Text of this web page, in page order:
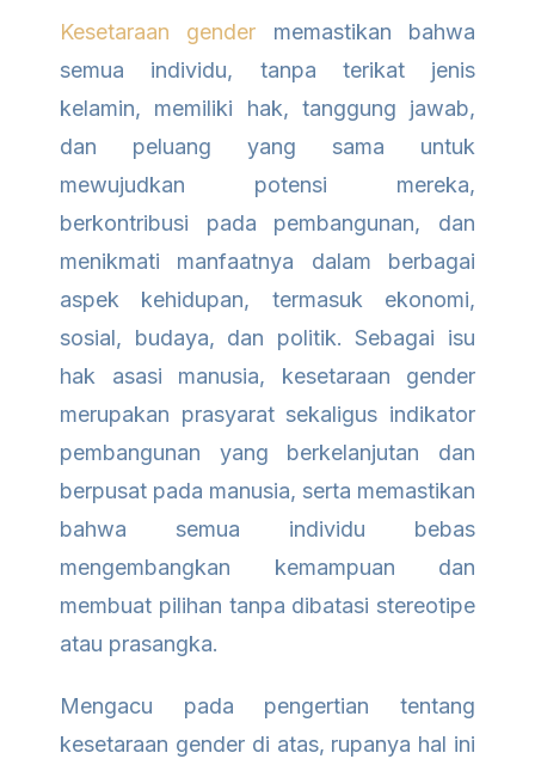
Kesetaraan gender memastikan bahwa
semua individu, tanpa terikat jenis
kelamin, memiliki hak, tanggung jawab,
dan peluang yang sama untuk
mewujudkan potensi mereka,
berkontribusi pada pembangunan, dan
menikmati manfaatnya dalam berbagai
aspek kehidupan, termasuk ekonomi,
sosial, budaya, dan politik. Sebagai isu
hak asasi manusia, kesetaraan gender
merupakan prasyarat sekaligus indikator
pembangunan yang berkelanjutan dan
berpusat pada manusia, serta memastikan
bahwa semua individu bebas
mengembangkan kemampuan dan
membuat pilihan tanpa dibatasi stereotipe
atau prasangka.
Mengacu pada pengertian tentang
kesetaraan gender di atas, rupanya hal ini